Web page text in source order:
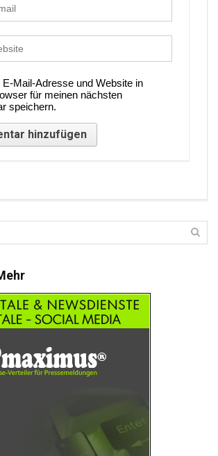
E-Mail-Adresse und Website in
für meinen nächsten
speichern.